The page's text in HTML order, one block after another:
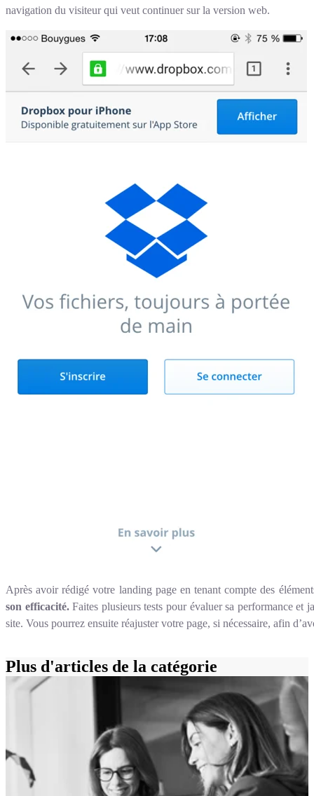
navigation du visiteur qui veut continuer sur la version web.
Après avoir rédigé votre landing page en tenant compte des
son efficacité.Faites plusieurs tests pour évaluer sa performance et
site. Vous pourrez ensuite réajuster votre page, si nécessaire, afin
Plus d'articles de la catégorie